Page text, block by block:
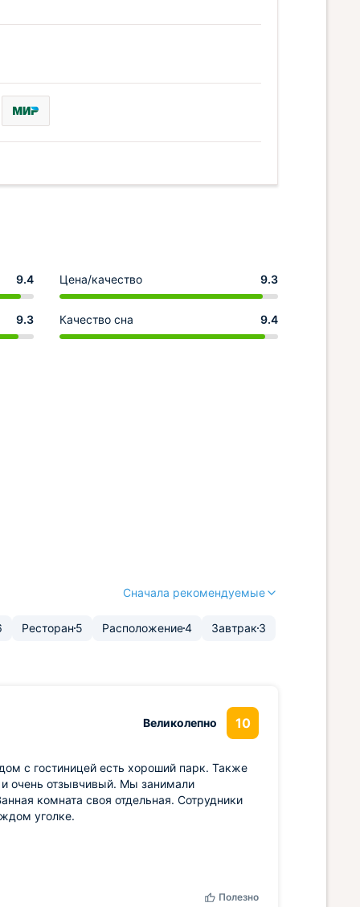
9.4 Цена/качество 9.3
9.3 Качество сна 9.4
Сначала рекомендуемые
Ресторан 5 Расположение4 Завтрак 3
Великолепно 10
с гостиницей есть хороший парк. Также
и очень отзывчивый. Мы занимали
комната своя отдельная. Сотрудники
уголке.
Полезно